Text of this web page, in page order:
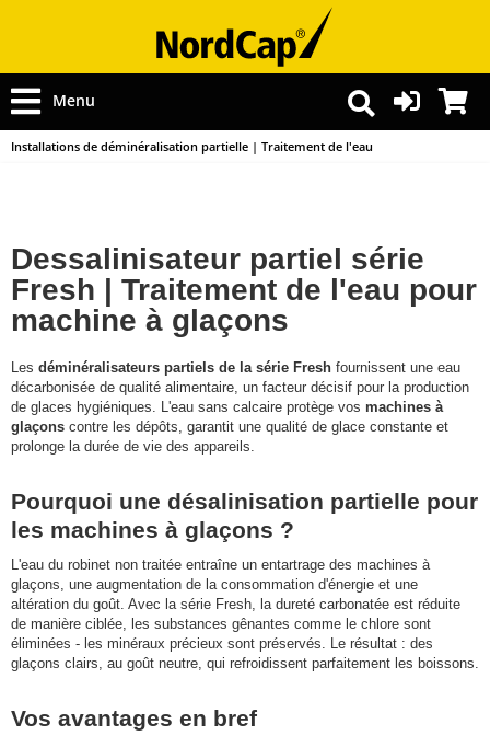
Menu
Installations de déminéralisation partielle | Traitement de l'eau
Dessalinisateur partiel série
Fresh | Traitement de l'eau pour
machine à glaçons
Les déminéralisateurs partiels de la série Fresh fournissent une eau
décarbonisée de qualité alimentaire, un facteur décisif pour la production
de glaces hygiéniques. L'eau sans calcaire protège vos machines à
glaçons contre les dépôts, garantit une qualité de glace constante et
prolonge la durée de vie des appareils.
Pourquoi une désalinisation partielle pour
les machines à glaçons ?
L'eau du robinet non traitée entraîne un entartrage des machines à
glaçons, une augmentation de la consommation d'énergie et une
altération du goût. Avec la série Fresh, la dureté carbonatée est réduite
de manière ciblée, les substances gênantes comme le chlore sont
éliminées - les minéraux précieux sont préservés. Le résultat : des
glaçons clairs, au goût neutre, qui refroidissent parfaitement les boissons.
Vos avantages en bref